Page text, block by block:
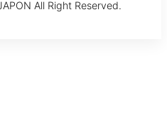
All Right Reserved.